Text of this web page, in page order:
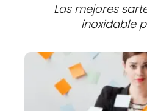
Las mejores
inoxidable